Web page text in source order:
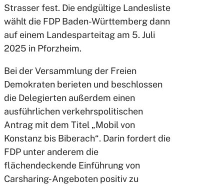
Strasser fest. Die endgültige Landesliste
wählt die FDP Baden-Württemberg dann
auf einem Landesparteitag am 5. Juli
2025 in Pforzheim.
Bei der Versammlung der Freien
Demokraten berieten und beschlossen
die Delegierten außerdem einen
ausführlichen verkehrspolitischen
Antrag mit dem Titel „Mobil von
Konstanz bis Biberach“. Darin fordert die
FDP unter anderem die
flächendeckende Einführung von
Carsharing-Angeboten positiv zu